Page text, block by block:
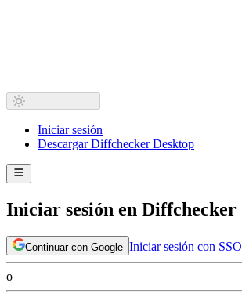
Iniciar sesión
Descargar Diffchecker Desktop
Iniciar sesión en Diffchecker
Continuar con Google Iniciar sesión con SSO
o